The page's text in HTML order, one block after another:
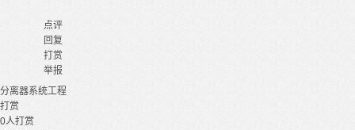
点评
回复
打赏
举报
分离器系统工程
打赏
0人打赏